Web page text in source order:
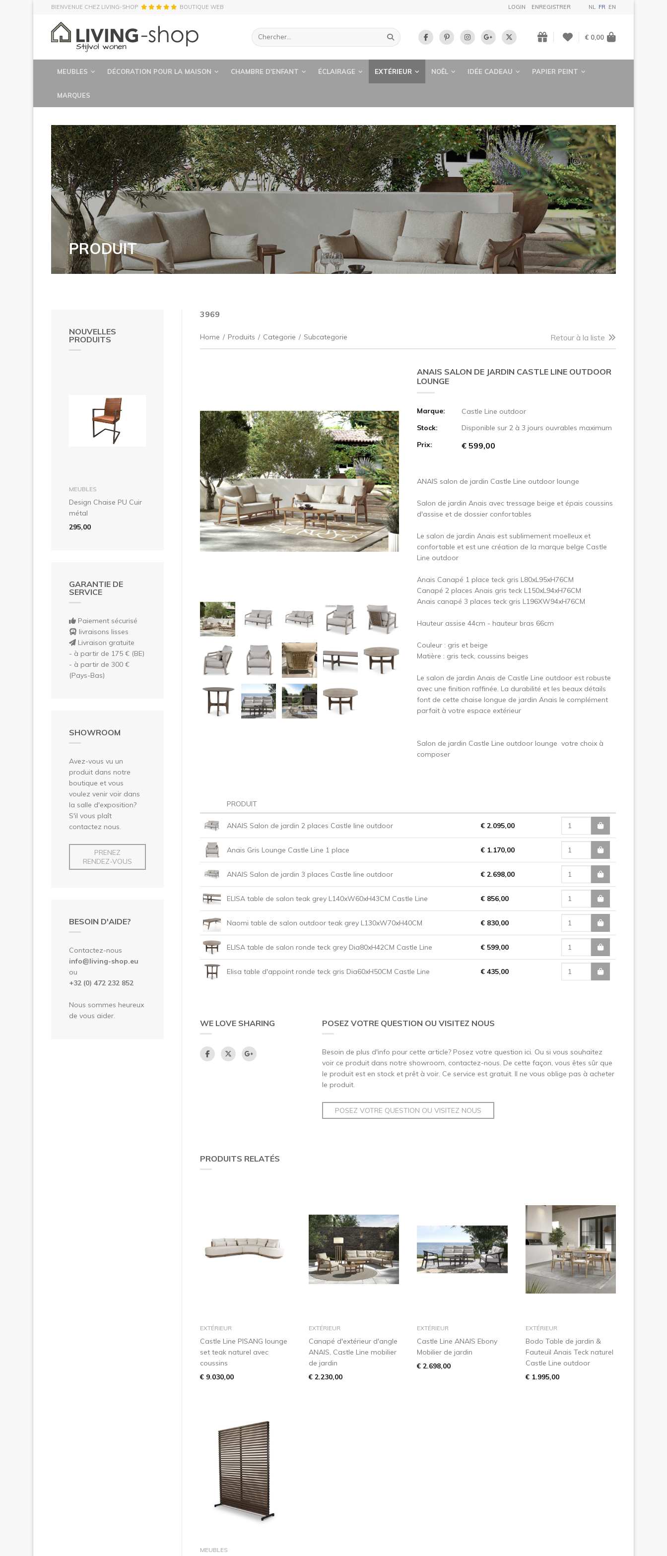
BIENVENUE CHEZ LIVING-SHOP BOUTIQUE WEB LOGIN ENREGISTRER NL FR EN
€ 0,00
MEUBLES DÉCORATION POUR LA MAISON CHAMBRE D'ENFANT ÉCLAIRAGE EXTÉRIEUR NOËL IDÉE CADEAU PAPIER PEINT
MARQUES
PRODUIT
NOUVELLES
PRODUITS
dans le panier
MEUBLES
Design Chaise PU Cuir
métal
295,00
GARANTIE DE
SERVICE
Paiement sécurisé
livraisons lisses
Livraison gratuite
- à partir de 175 € (BE)
- à partir de 300 €
(Pays-Bas)
SHOWROOM
Avez-vous vu un
produit dans notre
boutique et vous
voulez venir voir dans
la salle d'exposition?
S'il vous plaît
contactez nous.
PRENEZ
RENDEZ-VOUS
BESOIN D'AIDE?
Contactez-nous
info@living-shop.eu
ou
+32 (0) 472 232 852
Nous sommes heureux
de vous aider.
3969
Home / Produits / Categorie / Subcategorie Retour à la liste
Précédent Suivant
ANAIS SALON DE JARDIN CASTLE LINE OUTDOOR
LOUNGE
Marque:
Castle Line outdoor
Stock:
Disponible sur 2 à 3 jours ouvrables maximum
Prix:
€ 599,00
ANAIS salon de jardin Castle Line outdoor lounge
Salon de jardin Anais avec tressage beige et épais coussins
d'assise et de dossier confortables
Le salon de jardin Anais est sublimement moelleux et
confortable et est une création de la marque belge Castle
Line outdoor
Anais Canapé 1 place teck gris L80xL95xH76CM
Canapé 2 places Anais gris teck L150xL94xH76CM
Anais canapé 3 places teck gris L196XW94xH76CM
Hauteur assise 44cm - hauteur bras 66cm
Couleur : gris et beige
Matière : gris teck, coussins beiges
Le salon de jardin Anais de Castle Line outdoor est robuste
avec une finition raffinée. La durabilité et les beaux détails
font de cette chaise longue de jardin Anais le complément
parfait à votre espace extérieur
Salon de jardin Castle Line outdoor lounge votre choix à
composer
PRODUIT
ANAIS Salon de jardin 2 places Castle line outdoor € 2.095,00
Anais Gris Lounge Castle Line 1 place € 1.170,00
ANAIS Salon de jardin 3 places Castle line outdoor € 2.698,00
ELISA table de salon teak grey L140xW60xH43CM Castle Line € 856,00
Naomi table de salon outdoor teak grey L130xW70xH40CM € 830,00
ELISA table de salon ronde teck grey Dia80xH42CM Castle Line € 599,00
Elisa table d'appoint ronde teck gris Dia60xH50CM Castle Line € 435,00
WE LOVE SHARING POSEZ VOTRE QUESTION OU VISITEZ NOUS
Besoin de plus d'info pour cette article? Posez votre question ici. Ou si vous souhaitez
voir ce produit dans notre showroom, contactez-nous. De cette façon, vous êtes sûr que
le produit est en stock et prêt à voir. Ce service est gratuit. Il ne vous oblige pas à acheter
le produit.
POSEZ VOTRE QUESTION OU VISITEZ NOUS
PRODUITS RELATÉS
dans le panier
EXTÉRIEUR
Castle Line PISANG lounge
set teak naturel avec
coussins
€ 9.030,00
dans le panier
EXTÉRIEUR
Canapé d'extérieur d'angle
ANAIS, Castle Line mobilier
de jardin
€ 2.230,00
dans le panier
EXTÉRIEUR
Castle Line ANAIS Ebony
Mobilier de jardin
€ 2.698,00
dans le panier
EXTÉRIEUR
Bodo Table de jardin &
Fauteuil Anais Teck naturel
Castle Line outdoor
€ 1.995,00
dans le panier
MEUBLES